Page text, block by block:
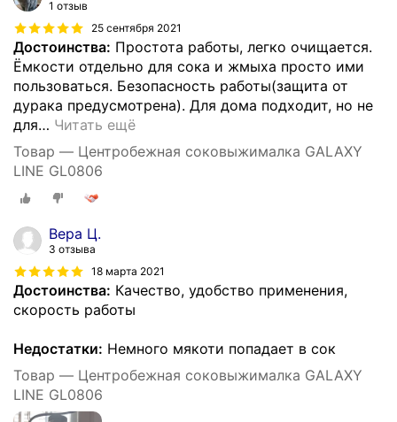
1 отзыв
25 сентября 2021
Достоинства: Простота работы, легко очищается.
Ёмкости отдельно для сока и жмыха просто ими
пользоваться. Безопасность работы(защита от
дурака предусмотрена). Для дома подходит, но не
для… Читать ещё
Товар — Центробежная соковыжималка GALAXY
LINE GL0806
Вера Ц.
3 отзыва
18 марта 2021
Достоинства: Качество, удобство применения,
скорость работы
Недостатки: Немного мякоти попадает в сок
Товар — Центробежная соковыжималка GALAXY
LINE GL0806